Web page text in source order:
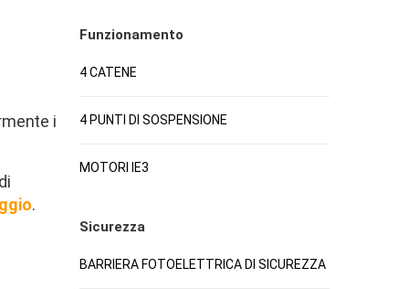
i
.
Funzionamento
4 CATENE
4 PUNTI DI SOSPENSIONE
MOTORI IE3
Sicurezza
BARRIERA FOTOELETTRICA DI SICUREZZA